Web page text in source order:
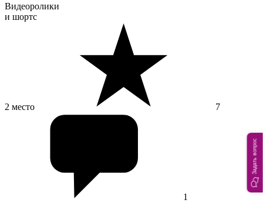
Видеоролики
и шортс
2 место 7
1
Задать вопрос